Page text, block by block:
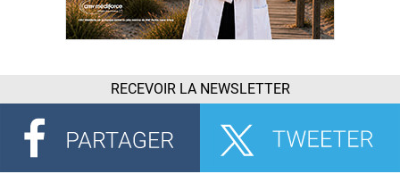
RECEVOIR LA NEWSLETTER